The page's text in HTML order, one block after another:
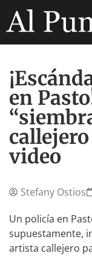
en
video
Stefany Ostios
Un policía en
supuestamente,
artista callejero